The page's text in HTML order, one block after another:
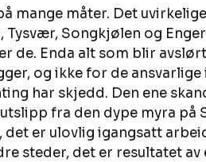
Utvalgte artikler
mange måter. Det
Tysvær, Songkjølen og
de. Enda alt som blir
og ikke for de
har skjedd. Den ene
fra den dype myra på
er ulovlig igangsatt
steder, det er resultatet